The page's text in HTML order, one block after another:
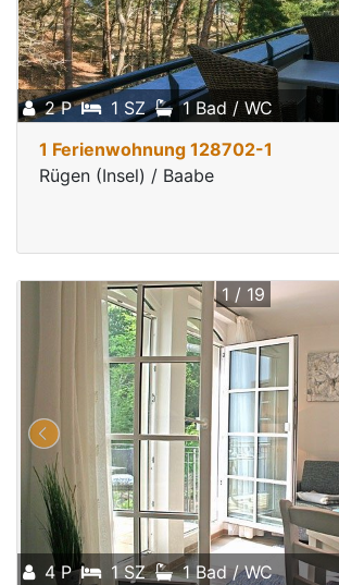
2 P 1 SZ 1 Bad / WC
1 Ferienwohnung 128702-1
Rügen (Insel) / Baabe
4 P 1 SZ 1 Bad / WC
1 / 19